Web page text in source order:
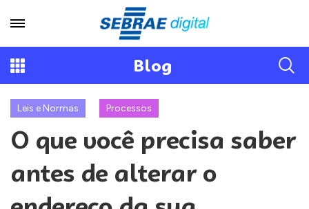
Blog
Leis e Normas Processos
O que você precisa saber
antes de alterar o